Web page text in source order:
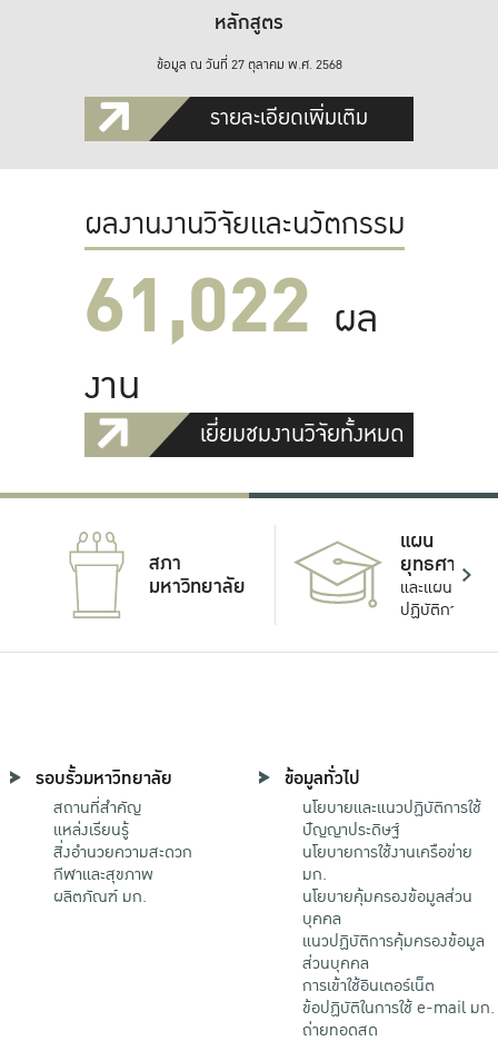
หลักสูตร
ข้อมูล ณ วันที่ 27 ตุลาคม พ.ศ. 2568
รายละเอียดเพิ่มเติม
ผลงานงานวิจัยและนวัตกรรม
61,022 ผล
งาน
เยี่ยมชมงานวิจัยทั้งหมด
สภา
มหาวิทยาลัย
แผน
ยุทธศาสตร์
และแผน
ปฏิบัติการ
รอบรั้วมหาวิทยาลัย
สถานที่สำคัญ
แหล่งเรียนรู้
สิ่งอำนวยความสะดวก
กีฬาและสุขภาพ
ผลิตภัณฑ์ มก.
ข้อมูลทั่วไป
นโยบายและแนวปฏิบัติการใช้
ปัญญาประดิษฐ์
นโยบายการใช้งานเครือข่าย
มก.
นโยบายคุ้มครองข้อมูลส่วน
บุคคล
แนวปฏิบัติการคุ้มครองข้อมูล
ส่วนบุคคล
การเข้าใช้อินเตอร์เน็ต
ข้อปฏิบัติในการใช้ e-mail มก.
ถ่ายทอดสด